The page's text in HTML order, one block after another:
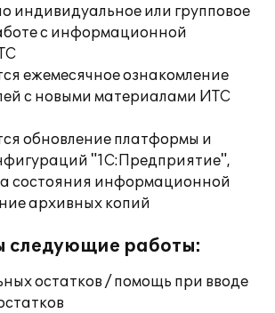
индивидуальное или групповое
с информационной
ежемесячное ознакомление
с новыми материалами ИТС
обновление платформы и
"1С:Предприятие",
состояния информационной
архивных копий
следующие работы:
остатков / помощь при вводе